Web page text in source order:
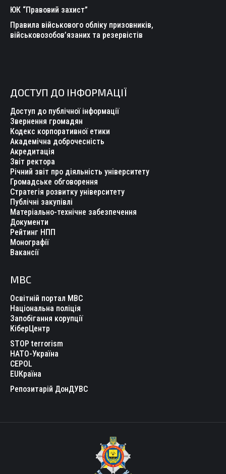
ЮК “Правовий захист”
Правила військового обліку призовників,
військовозобов’язаних та резервістів
ДОСТУП ДО ІНФОРМАЦІЇ
Доступ до публічної інформації
Звернення громадян
Кодекс корпоративної етики
Академічна доброчесність
Акредитація
Звіт ректора
Річний звіт про діяльність університету
Громадське обговорення
Стратегія розвитку університету
Публічні закупівлі
Матеріально-технічне забезпечення
Документи
Рейтинг НПП
Монографії
Вакансії
МВС
Освітній портал МВС
Національна поліція
Запобігання корупції
КіберЦентр
STOP terrorism
НАТО-Україна
CEPOL
EUКраїна
Репозитарій ДонДУВС